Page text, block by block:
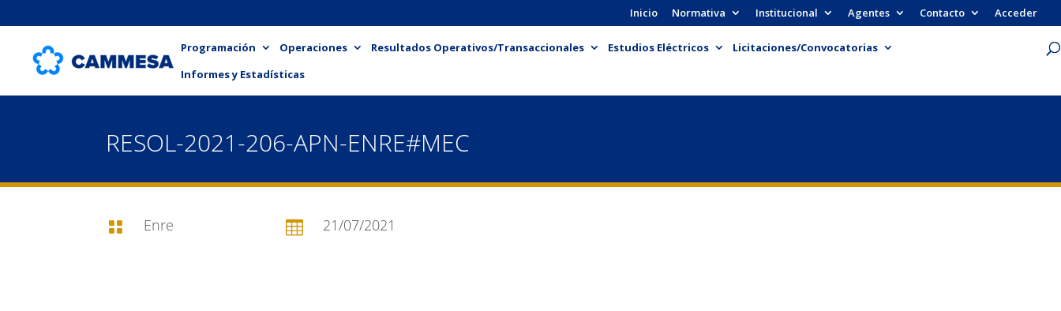
Inicio Normativa Institucional Agentes Contacto Acceder
Programación Operaciones Resultados Operativos/Transaccionales Estudios Eléctricos
Licitaciones/Convocatorias
Informes y Estadísticas
RESOL-2021-206-APN-ENRE#MEC
 Enre  21/07/2021